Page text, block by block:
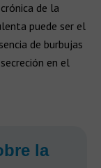
de la
puede ser el
de burbujas
en el
la